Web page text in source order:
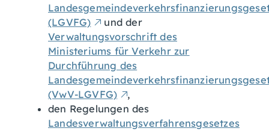
(LGVFG)
und der
Verwaltungsvorschrift des
Ministeriums für Verkehr zur
Durchführung des
(VwV-LGVFG)
,
den Regelungen des
Landesverwaltungsverfahrensgesetzes